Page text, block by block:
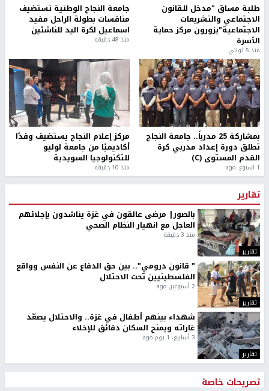
طلبة مساق "مدخل للقانون
الاجتماعي والتشريعات
الاجتماعية"يزورون مركز حماية
الأسرة
منذ 5 ثواني
جامعة النجاح الوطنية تستضيف
منافسات بطولة الراحل مفيد
اسماعيل لكرة اليد للناشئين
منذ 48 دقيقة
بمشاركة 25 مدرباً.. جامعة النجاح
تطلق دورة إعداد مدربي كرة
القدم المستوى (C)
1 اسبوع. ago
مركز إعلام النجاح يستضيف وفدًا
أكاديميًا من جامعة لوليو
للتكنولوجيا السويدية
منذ 10 دقيقة
تقارير
تقارير
بالصور| مرضى عالقون في غزة يناشدون بإجلائهم
العاجل مع انهيار النظام الصحي
منذ 3 دقيقة
تقارير
" قانون درومي".. بين حق الدفاع عن النفس وواقع
الفلسطينيين تحت الاحتلال
2 أسبوعين ago
تقارير
شهداء بينهم أطفال في غزة.. والاحتلال يصعّد
غاراته ويمنح السكان دقائق للإخلاء
3 أسابيع، 1 يوم ago
تصريحات خاصة